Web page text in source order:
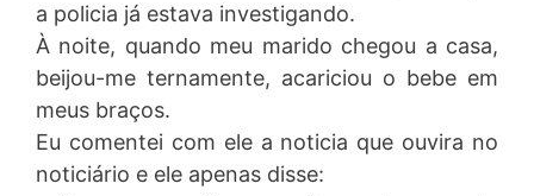
a policia já estava investigando.
À noite, quando meu marido chegou a casa,
beijou-me ternamente, acariciou o bebe em
meus braços.
Eu comentei com ele a noticia que ouvira no
noticiário e ele apenas disse: